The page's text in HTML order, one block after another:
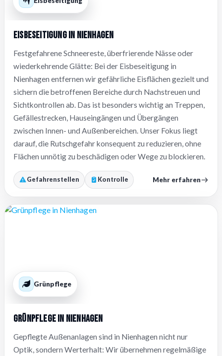
Eisbeseitigung in Nienhagen
Festgefahrene Schneereste, überfrierende Nässe oder
wiederkehrende Glätte: Bei der Eisbeseitigung in
Nienhagen entfernen wir gefährliche Eisflächen gezielt und
sichern die betroffenen Bereiche durch Nachstreuen und
Sichtkontrollen ab. Das ist besonders wichtig an Treppen,
Gefällestrecken, Hauseingängen und Übergängen
zwischen Innen- und Außenbereichen. Unser Fokus liegt
darauf, die Rutschgefahr konsequent zu reduzieren, ohne
Flächen unnötig zu beschädigen oder Wege zu blockieren.
Gefahrenstellen Kontrolle Mehr erfahren
Grünpflege
Grünpflege in Nienhagen
Gepflegte Außenanlagen sind in Nienhagen nicht nur
Optik, sondern Werterhalt: Wir übernehmen regelmäßige